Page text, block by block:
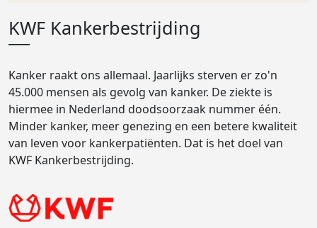
KWF Kankerbestrijding
Kanker raakt ons allemaal. Jaarlijks sterven er zo'n
45.000 mensen als gevolg van kanker. De ziekte is
hiermee in Nederland doodsoorzaak nummer één.
Minder kanker, meer genezing en een betere kwaliteit
van leven voor kankerpatiënten. Dat is het doel van
KWF Kankerbestrijding.